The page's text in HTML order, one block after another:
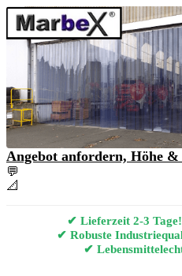
Angebot anfordern, Höhe &
💬
📐
✔ Lieferzeit 2-3 Tage!
✔ Robuste
✔